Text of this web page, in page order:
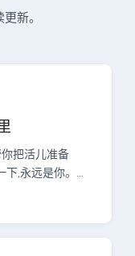
新。
把活儿准备
,永远是你。…